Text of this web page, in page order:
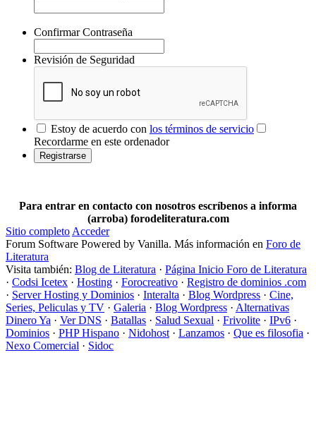
Confirmar Contraseña
Revisión de Seguridad
Estoy de acuerdo con los términos de servicio
Recordarme en este ordenador
Para entrar en contacto con nosotros escríbenos a informa
(arroba) forodeliteratura.com
Sitio completo Acceder
Forum Software Powered by Vanilla. Más información en Foro de
Literatura
Visita también: Blog de Literatura · Página Inicio Foro de Literatura
· Codsi Icetex · Hosting · Forocreativo · Registro de dominios .com
· Server Hosting y Dominios · Interalta · Blog Wordpress · Cine,
Series, Peliculas y TV · Galeria · Blog Wordpress · Alternativas
Dinero Ya · Ver DNS · Batallas · Salud Sexual · Frivolite · IPv6 ·
Dominios · PHP Hispano · Nidohost · Lanzamos · Que es filosofia ·
Nexo Comercial · Sidoc